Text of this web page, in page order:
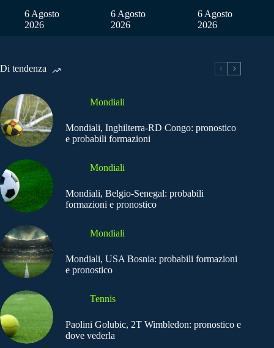
6 Agosto
2026
6 Agosto
2026
6 Agosto
2026
Di tendenza
Mondiali
Mondiali, Inghilterra-RD Congo: pronostico
e probabili formazioni
Mondiali
Mondiali, Belgio-Senegal: probabili
formazioni e pronostico
Mondiali
Mondiali, USA Bosnia: probabili formazioni
e pronostico
Tennis
Paolini Golubic, 2T Wimbledon: pronostico e
dove vederla